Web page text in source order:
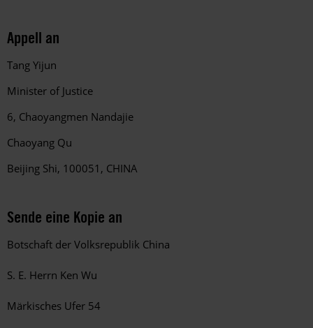
Appell an
Tang Yijun
Minister of Justice
6, Chaoyangmen Nandajie
Chaoyang Qu
Beijing Shi, 100051, CHINA
Sende eine Kopie an
Botschaft der Volksrepublik China
S. E. Herrn Ken Wu
Märkisches Ufer 54